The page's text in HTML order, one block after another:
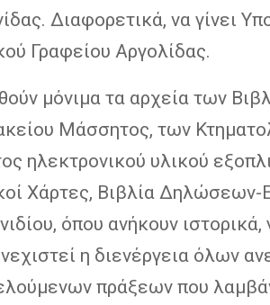
Διαφορετικά, να γίνει
Γραφείου Αργολίδας.
μόνιμα τα αρχεία των
Μάσσητος, των
ηλεκτρονικού υλικού
Χάρτες, Βιβλία
όπου ανήκουν ιστορικά,
η διενέργεια όλων
πράξεων που